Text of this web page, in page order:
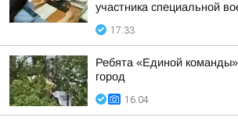
участника специальной
17:33
Ребята «Единой
город
16:04